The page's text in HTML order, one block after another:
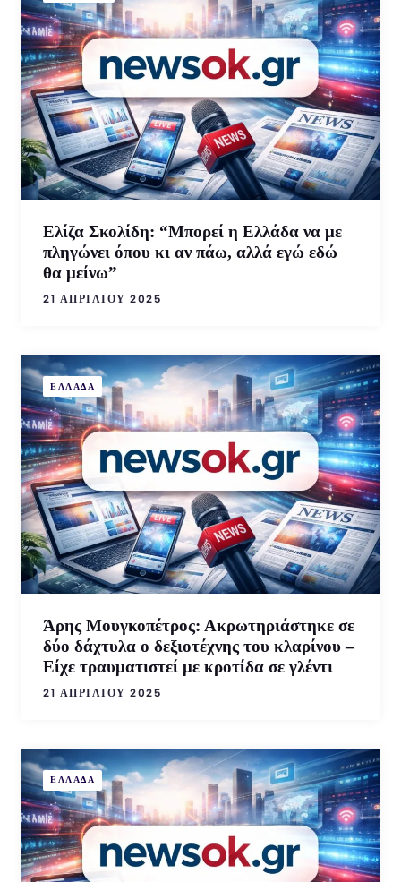
Ελίζα Σκολίδη: “Mπορεί η Ελλάδα να με
πληγώνει όπου κι αν πάω, αλλά εγώ εδώ
θα μείνω”
21 ΑΠΡΙΛΊΟΥ 2025
ΕΛΛΑΔΑ
Άρης Μουγκοπέτρος: Ακρωτηριάστηκε σε
δύο δάχτυλα o δεξιοτέχνης του κλαρίνου –
Είχε τραυματιστεί με κροτίδα σε γλέντι
21 ΑΠΡΙΛΊΟΥ 2025
ΕΛΛΑΔΑ